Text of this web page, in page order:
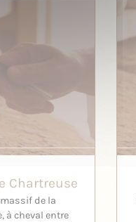
Chartreuse
de la
à cheval entre